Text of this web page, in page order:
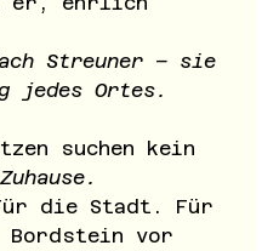
Streuner – sie
jedes Ortes.
suchen kein
die Stadt. Für
Bordstein vor